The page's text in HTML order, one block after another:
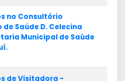
no Consultório
Saúde D. Celecina
Municipal de Saúde
de Visitadora -